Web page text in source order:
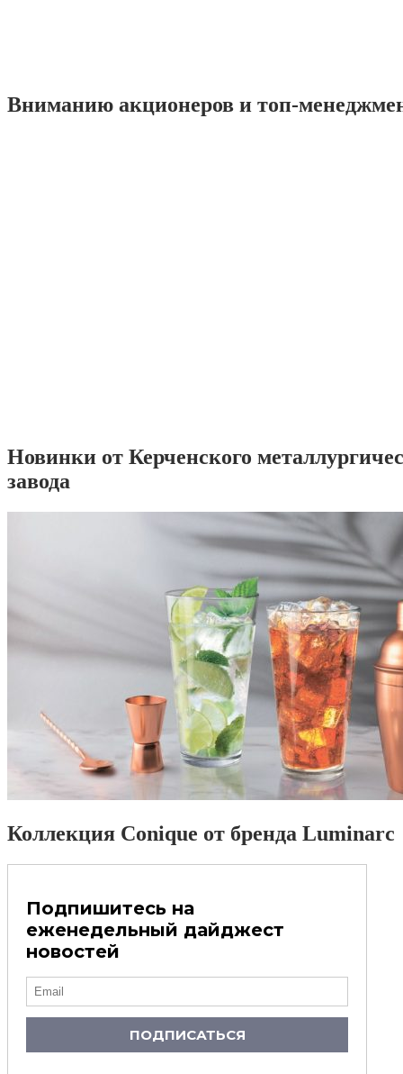
Вниманию акционеров и топ-
Новинки от Керченского
завода
Коллекция Conique от бренда Luminarc
Подпишитесь на
еженедельный дайджест
новостей
ПОДПИСАТЬСЯ